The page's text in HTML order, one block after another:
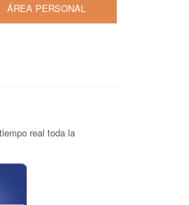
ÁREA PERSONAL
real toda la